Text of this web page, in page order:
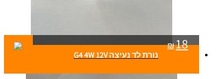
₪18
נורת לד נעיצה G4 4W 12V